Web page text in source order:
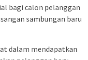
bagi calon pelanggan
sambungan baru
dalam mendapatkan